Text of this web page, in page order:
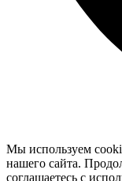
Мы используем
нашего сайта.
соглашаетесь с